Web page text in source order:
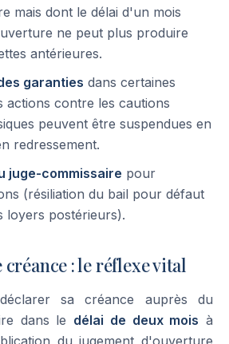
mais dont le délai d'un mois
ne peut plus produire
antérieures.
garanties dans certaines
actions contre les cautions
peuvent être suspendues en
redressement.
juge-commissaire pour
(résiliation du bail pour défaut
loyers postérieurs).
: le réflexe vital
sa créance auprès du
dans le délai de deux mois à
du jugement d'ouverture